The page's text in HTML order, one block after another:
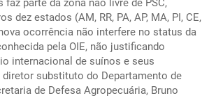
faz parte da zona não livre de PSC,
dez estados (AM, RR, PA, AP, MA, PI, CE,
ocorrência não interfere no status da
pela OIE, não justificando
internacional de suínos e seus
substituto do Departamento de
de Defesa Agropecuária, Bruno